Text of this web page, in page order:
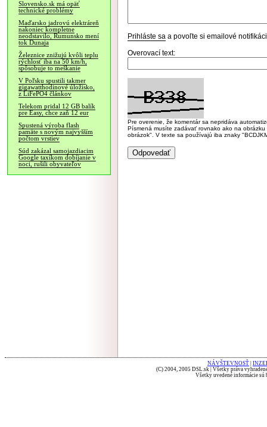
Slovensko.sk má opäť
technické problémy
Maďarsko jadrovú elektráreň
nakoniec kompletne
neodstavilo, Rumunsko mení
tok Dunaja
Železnice znižujú kvôli teplu
rýchlosť iba na 50 km/h,
spôsobuje to meškanie
V Poľsku spustili takmer
gigawatthodinové úložisko,
z LiFePO4 článkov
Telekom pridal 12 GB balík
pre Easy, chce zaň 12 eur
Spustená výroba flash
pamäte s novým najvyšším
počtom vrstiev
Súd zakázal samojazdiacim
Google taxíkom dobíjanie v
noci, rušili obyvateľov
Prihláste sa a povoľte si emailové
Overovací text:
Pre overenie, že komentár sa nepridáva
Písmená musíte zadávať rovnako ako na
obrázok". V texte sa používajú iba znaky
NÁVŠTEVNOSŤ
(C) 2004, 2005 DSL.sk | Všetky práva
Všetky uvedené informácie sú